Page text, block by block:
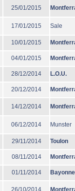
25/01/2015
17/01/2015 Sale
10/01/2015
04/01/2015
28/12/2014 L.O.U.
20/12/2014
14/12/2014
06/12/2014 Munster
29/11/2014 Toulon
08/11/2014
01/11/2014 Bayonne
26/10/2014